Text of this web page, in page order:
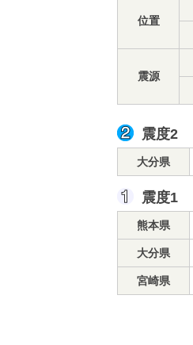
位置
震源
震度2
大分県
震度1
熊本県
大分県
宮崎県